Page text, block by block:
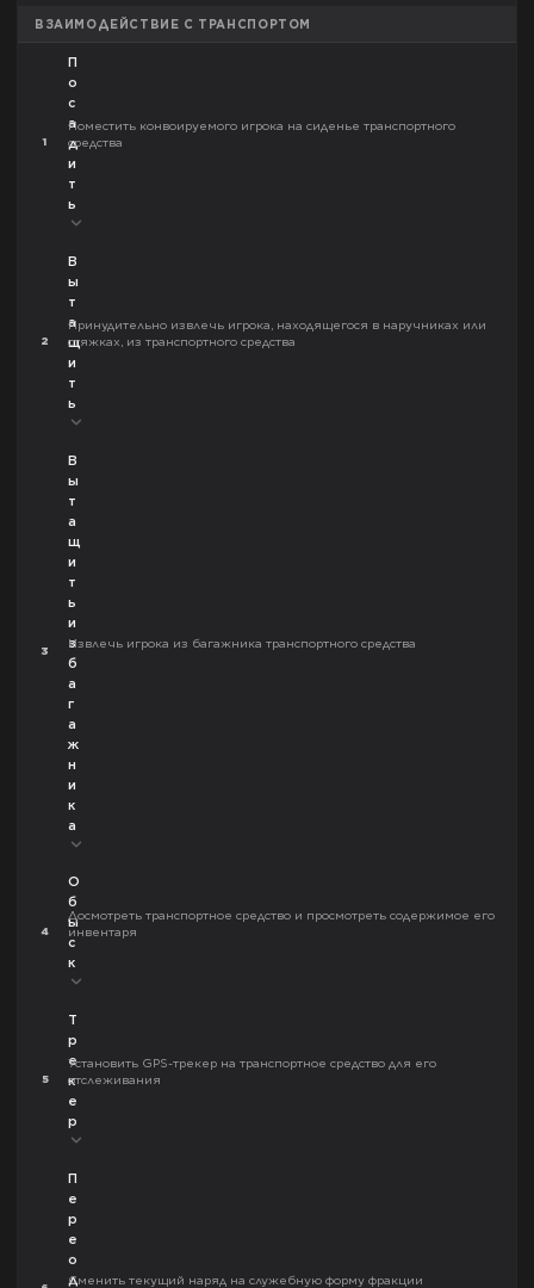
ВЗАИМОДЕЙСТВИЕ С ТРАНСПОРТОМ
1
П
о
с
а
д
и
т
ь
Поместить конвоируемого игрока на сиденье транспортного
средства
2
В
ы
т
а
щ
и
т
ь
Принудительно извлечь игрока, находящегося в наручниках или
стяжках, из транспортного средства
3
В
ы
т
а
щ
и
т
ь
и
з
б
а
г
а
ж
н
и
к
а
Извлечь игрока из багажника транспортного средства
4
О
б
ы
с
к
Досмотреть транспортное средство и просмотреть содержимое его
инвентаря
5
Т
р
е
к
е
р
Установить GPS-трекер на транспортное средство для его
отслеживания
П
е
р
е
о
д
Сменить текущий наряд на служебную форму фракции